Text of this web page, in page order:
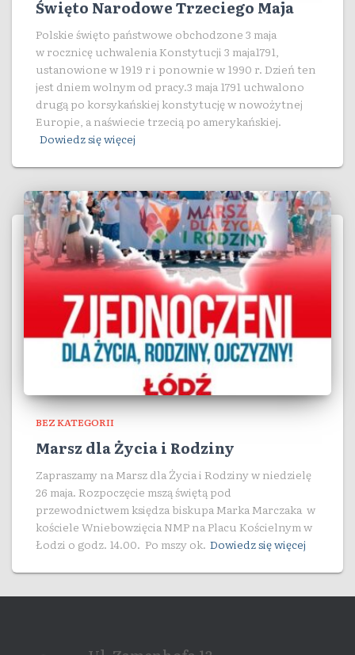
Święto Narodowe Trzeciego Maja
Polskie święto państwowe obchodzone 3 maja
w rocznicę uchwalenia Konstytucji 3 maja1791,
ustanowione w 1919 r i ponownie w 1990 r. Dzień ten
jest dniem wolnym od pracy.3 maja 1791 uchwalono
drugą po korsykańskiej konstytucję w nowożytnej
Europie, a naświecie trzecią po amerykańskiej.
Dowiedz się więcej
BEZ KATEGORII
Marsz dla Życia i Rodziny
Zapraszamy na Marsz dla Życia i Rodziny w niedzielę
26 maja. Rozpoczęcie mszą świętą pod
przewodnictwem księdza biskupa Marka Marczaka w
kościele Wniebowzięcia NMP na Placu Kościelnym w
Łodzi o godz. 14.00. Po mszy ok. Dowiedz się więcej